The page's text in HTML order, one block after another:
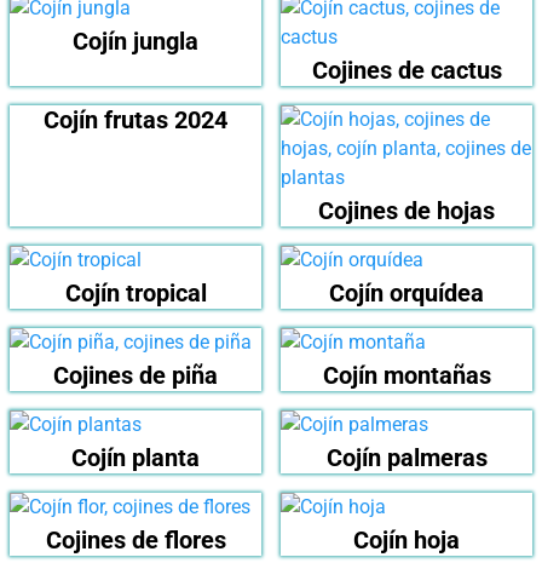
Cojín jungla
Cojines de cactus
Cojín frutas 2024
Cojines de hojas
Cojín tropical Cojín orquídea
Cojines de piña Cojín montañas
Cojín planta Cojín palmeras
Cojines de flores Cojín hoja